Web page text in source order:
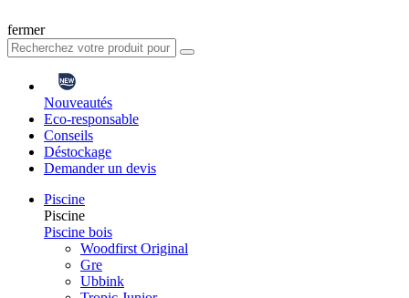
fermer
Nouveautés
Eco-responsable
Conseils
Déstockage
Demander un devis
Piscine
Piscine
Piscine bois
Woodfirst Original
Gre
Ubbink